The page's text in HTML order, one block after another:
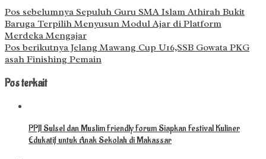
Pos sebelumnya Sepuluh Guru SMA Islam Athirah Bukit
Baruga Terpilih Menyusun Modul Ajar di Platform
Merdeka Mengajar
Pos berikutnya Jelang Mawang Cup U16,SSB Gowata PKG
asah Finishing Pemain
Pos terkait
PPJI Sulsel dan Muslim Friendly Forum Siapkan Festival Kuliner
Edukatif untuk Anak Sekolah di Makassar